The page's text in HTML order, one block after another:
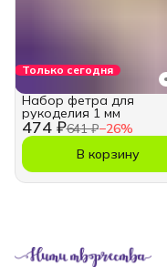
Только сегодня
474 ₽641 ₽−26%
Набор фетра для
рукоделия 1 мм
В корзину